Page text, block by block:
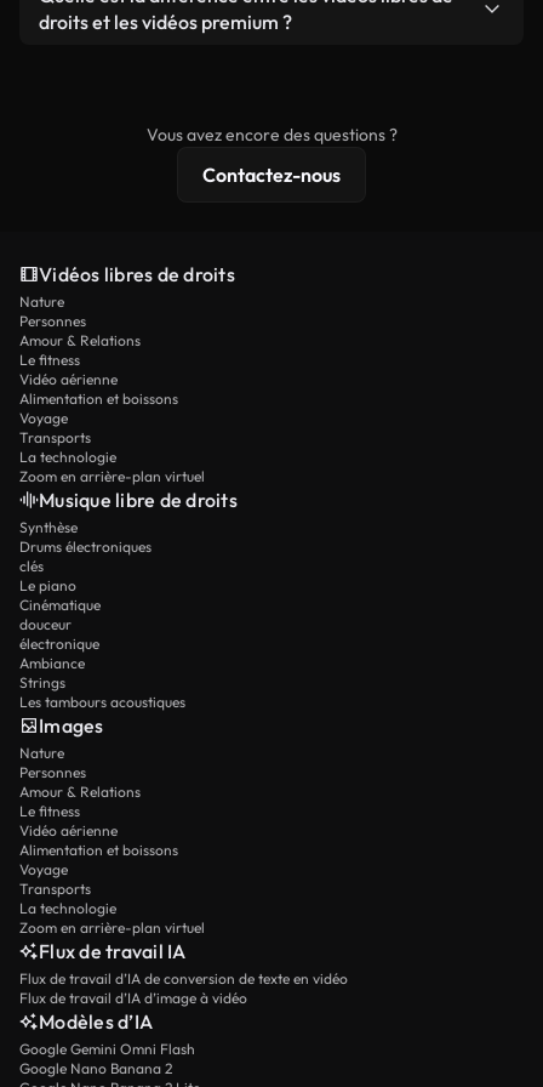
prêtes à l'emploi.
remixer nos vidéos. Assurez-vous simplement que
droits et les vidéos premium ?
résolution 4K et des protections de licence
Vous avez encore des questions ?
Contactez-nous
Vidéos libres de droits
Nature
Personnes
Amour & Relations
Le fitness
Vidéo aérienne
Alimentation et boissons
Voyage
Transports
La technologie
Zoom en arrière-plan virtuel
Musique libre de droits
Synthèse
Drums électroniques
clés
Le piano
Cinématique
douceur
électronique
Ambiance
Strings
Les tambours acoustiques
Images
Nature
Personnes
Amour & Relations
Le fitness
Vidéo aérienne
Alimentation et boissons
Voyage
Transports
La technologie
Zoom en arrière-plan virtuel
Flux de travail IA
Flux de travail d’IA de conversion de texte en vidéo
Flux de travail d’IA d’image à vidéo
Modèles d’IA
Google Gemini Omni Flash
Google Nano Banana 2